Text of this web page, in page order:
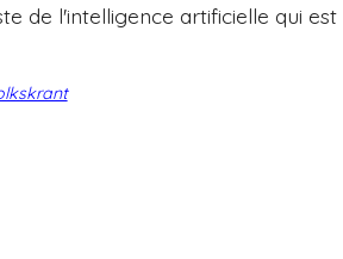
de l'intelligence artificielle qui